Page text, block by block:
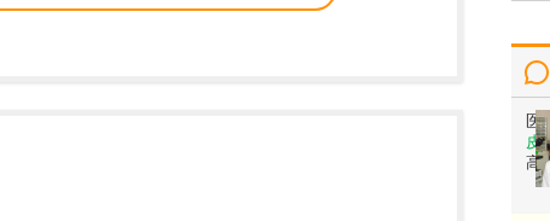
医
皮
高